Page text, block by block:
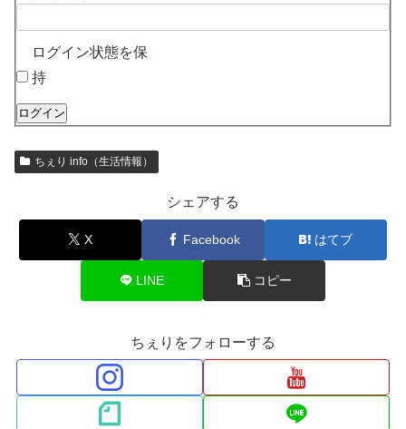
ログイン状態を保
持
ログイン
ちぇり info（生活情報）
シェアする
X Facebook はてブ
LINE コピー
ちぇりをフォローする